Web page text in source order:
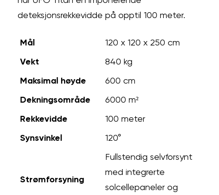
deteksjonsrekkevidde på opptil 100 meter.
Mål 120 x 120 x 250 cm
Vekt 840 kg
Maksimal høyde 600 cm
Dekningsområde 6000 m²
Rekkevidde 100 meter
Synsvinkel 120°
Strømforsyning
Fullstendig selvforsynt
med integrerte
solcellepaneler og